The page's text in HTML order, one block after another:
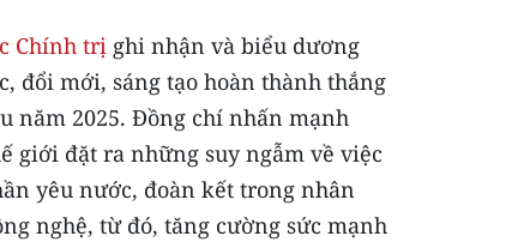
Chính trị ghi nhận và biểu dương
đổi mới, sáng tạo hoàn thành thắng
năm 2025. Đồng chí nhấn mạnh
giới đặt ra những suy ngẫm về việc
yêu nước, đoàn kết trong nhân
nghệ, từ đó, tăng cường sức mạnh